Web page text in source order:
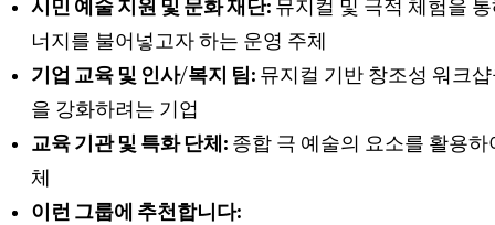
시민 예술 지원 및 문화 재단: 뮤지컬 및 극적 체험을
너지를 불어넣고자 하는 운영 주체
기업 교육 및 인사/복지 팀: 뮤지컬 기반 창조성 워크
을 강화하려는 기업
교육 기관 및 특화 단체: 종합 극 예술의 요소를 활용
체
이런 그룹에 추천합니다: